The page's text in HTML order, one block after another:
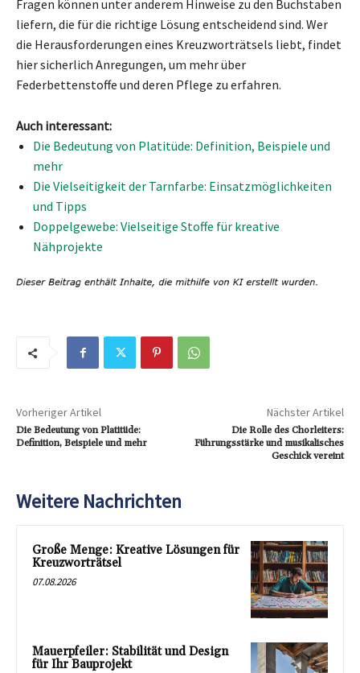
Fragen können unter anderem Hinweise zu den Buchstaben
liefern, die für die richtige Lösung entscheidend sind. Wer
die Herausforderungen eines Kreuzworträtsels liebt, findet
hier sicherlich Anregungen, um mehr über
Federbettenstoffe und deren Pflege zu erfahren.
Auch interessant:
Die Bedeutung von Platitüde: Definition, Beispiele und
mehr
Die Vielseitigkeit der Tarnfarbe: Einsatzmöglichkeiten
und Tipps
Doppelgewebe: Vielseitige Stoffe für kreative
Nähprojekte
Vorheriger Artikel
Die Bedeutung von Platitüde:
Definition, Beispiele und mehr
Nächster Artikel
Die Rolle des Chorleiters:
Führungsstärke und musikalisches
Geschick vereint
Weitere Nachrichten
Große Menge: Kreative Lösungen für
Kreuzworträtsel
07.08.2026
Mauerpfeiler: Stabilität und Design
für Ihr Bauprojekt